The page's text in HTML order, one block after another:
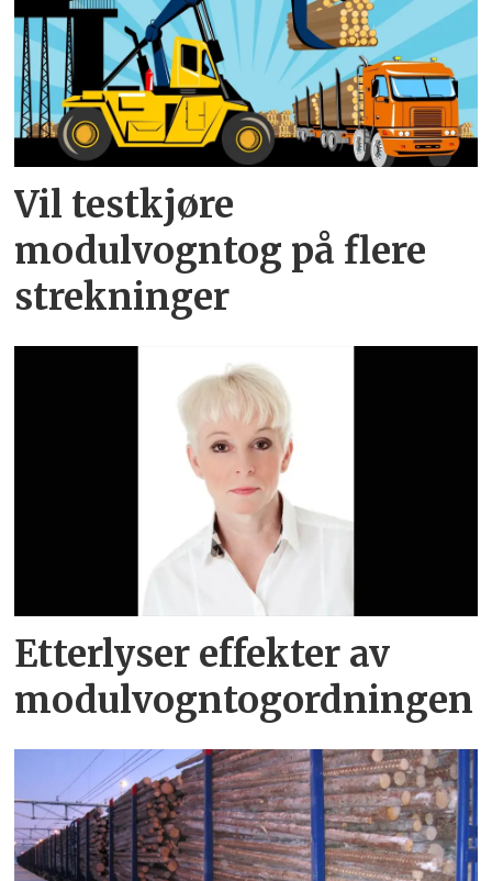
Vil testkjøre
modulvogntog på flere
strekninger
Etterlyser effekter av
modulvogntogordningen